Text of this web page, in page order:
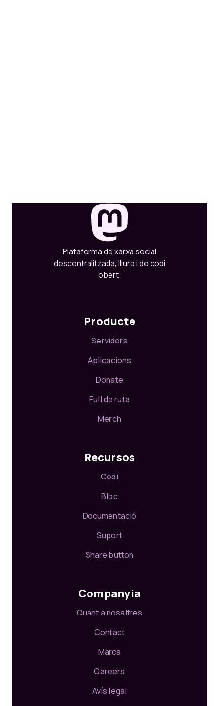
Plataforma de xarxa social
descentralitzada, lliure i de codi
obert.
Producte
Servidors
Aplicacions
Donate
Full de ruta
Merch
Recursos
Codi
Bloc
Documentació
Suport
Share button
Companyia
Quant a nosaltres
Contact
Marca
Careers
Avís legal